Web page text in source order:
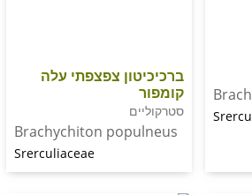
ברכיכיטון צפצפתי עלה
קומפור
סטרקוליים
Brachychiton populneus
Srerculiaceae